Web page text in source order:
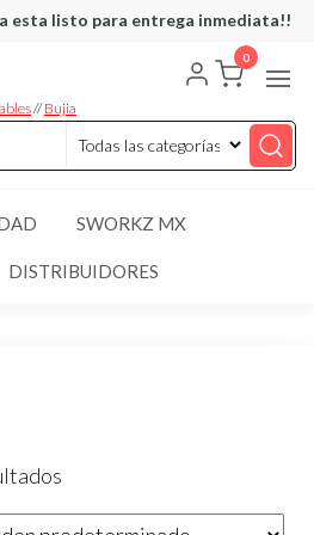
esta listo para entrega inmediata!!
//Bujia
0
SWORKZ MX
DISTRIBUIDORES